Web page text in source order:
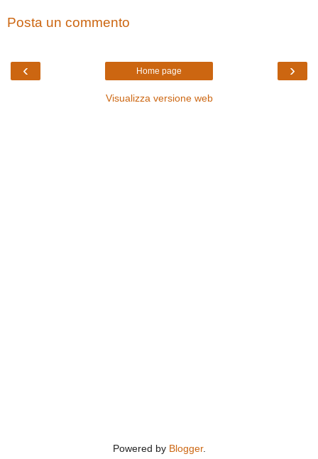
Posta un commento
‹ ›
Home page
Visualizza versione web
Powered by Blogger.